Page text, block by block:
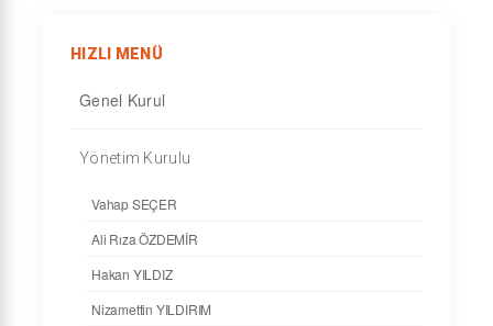
HIZLI MENÜ
Genel Kurul
Yönetim Kurulu
Vahap SEÇER
Ali Rıza ÖZDEMİR
Hakan YILDIZ
Nizamettin YILDIRIM